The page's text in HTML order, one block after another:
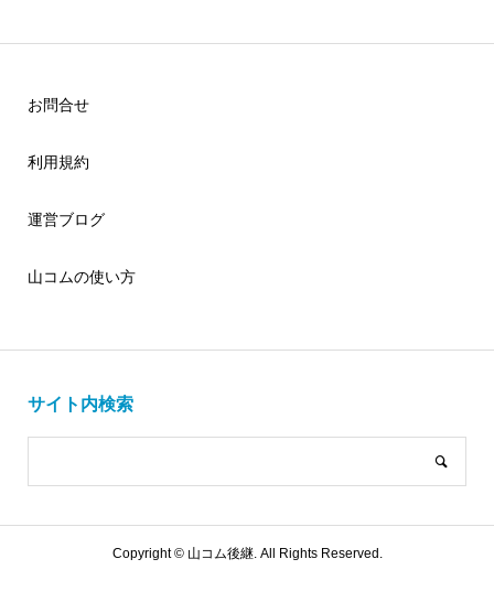
お問合せ
利用規約
運営ブログ
山コムの使い方
サイト内検索
Copyright ©山コム後継. All Rights Reserved.